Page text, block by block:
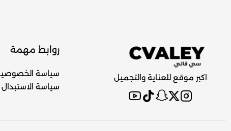
اكبر موقع للعناية والتجميل
روابط مهمة
سياسة
سياسة الاستبدال